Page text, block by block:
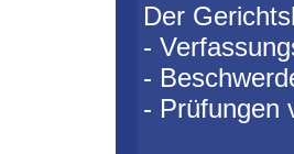
Der
-
-
- Prüfungen